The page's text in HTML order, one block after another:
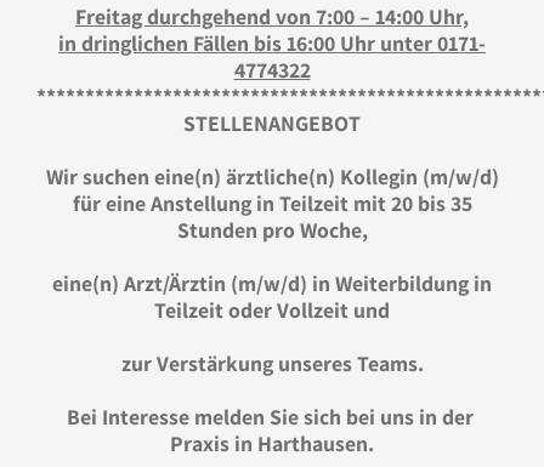
Freitag durchgehend von 7:00 – 14:00 Uhr,
in dringlichen Fällen bis 16:00 Uhr unter 0171-
4774322
STELLENANGEBOT
Wir suchen eine(n) ärztliche(n) Kollegin (m/w/d)
für eine Anstellung in Teilzeit mit 20 bis 35
Stunden pro Woche,
eine(n) Arzt/Ärztin (m/w/d) in Weiterbildung in
Teilzeit oder Vollzeit und
zur Verstärkung unseres Teams.
Bei Interesse melden Sie sich bei uns in der
Praxis in Harthausen.